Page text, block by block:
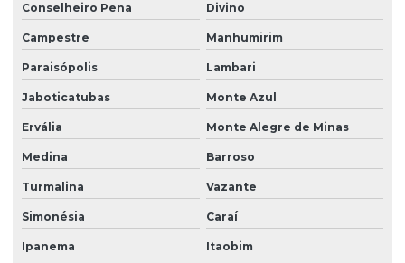
Conselheiro Pena Divino
Campestre Manhumirim
Paraisópolis Lambari
Jaboticatubas Monte Azul
Ervália Monte Alegre de Minas
Medina Barroso
Turmalina Vazante
Simonésia Caraí
Ipanema Itaobim